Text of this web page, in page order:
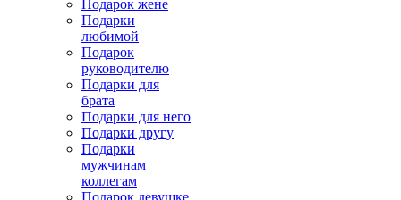
Подарок жене
Подарки
любимой
Подарок
руководителю
Подарки для
брата
Подарки для него
Подарки другу
Подарки
мужчинам
коллегам
Подарок девушке